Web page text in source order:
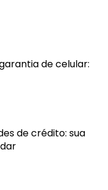
de celular:
de crédito: sua